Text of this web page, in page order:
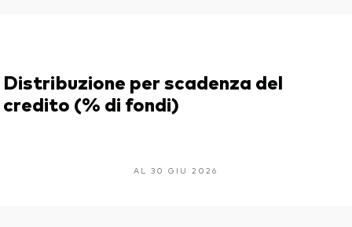
Distribuzione per scadenza del
credito (% di fondi)
AL 30 GIU 2026